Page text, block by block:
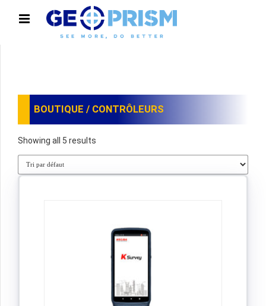
BOUTIQUE / CONTRÔLEURS
Showing all 5 results